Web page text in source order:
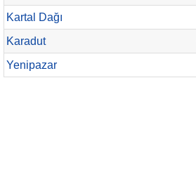
Kartal Dağı
Karadut
Yenipazar